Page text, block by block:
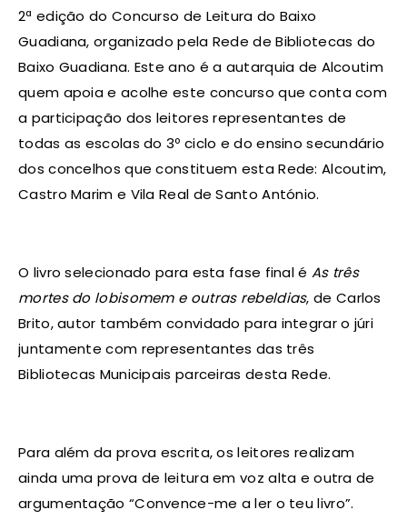
2ª edição do Concurso de Leitura do Baixo
Guadiana, organizado pela Rede de Bibliotecas do
Baixo Guadiana. Este ano é a autarquia de Alcoutim
quem apoia e acolhe este concurso que conta com
a participação dos leitores representantes de
todas as escolas do 3º ciclo e do ensino secundário
dos concelhos que constituem esta Rede: Alcoutim,
Castro Marim e Vila Real de Santo António.
O livro selecionado para esta fase final é As três
mortes do lobisomem e outras rebeldias, de Carlos
Brito, autor também convidado para integrar o júri
juntamente com representantes das três
Bibliotecas Municipais parceiras desta Rede.
Para além da prova escrita, os leitores realizam
ainda uma prova de leitura em voz alta e outra de
argumentação “Convence-me a ler o teu livro”.